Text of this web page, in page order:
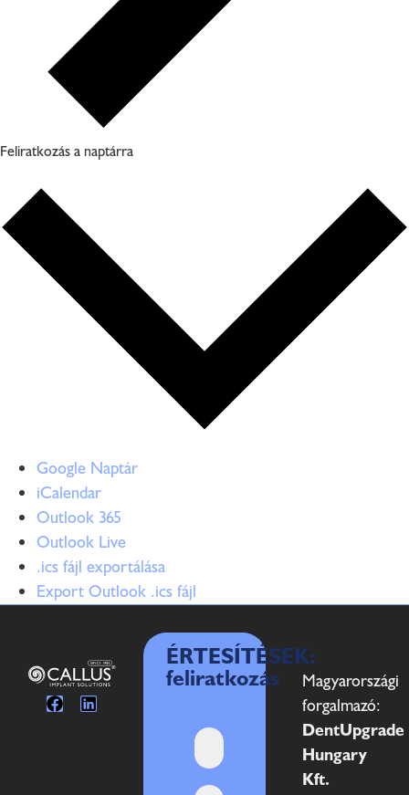
Feliratkozás a naptárra
Google Naptár
iCalendar
Outlook 365
Outlook Live
.ics fájl exportálása
Export Outlook .ics fájl
ÉRTESÍTÉSEK:
feliratkozás
Magyarországi
forgalmazó:
DentUpgrade
Hungary
Kft.